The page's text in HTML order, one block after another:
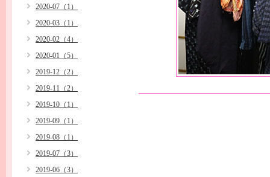
2020-07（1）
2020-03（1）
2020-02（4）
2020-01（5）
2019-12（2）
2019-11（2）
2019-10（1）
2019-09（1）
2019-08（1）
2019-07（3）
2019-06（3）